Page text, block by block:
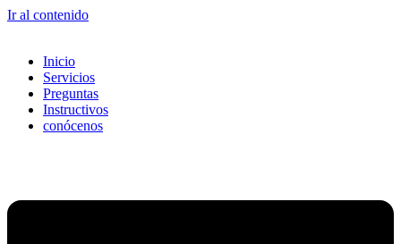
Ir al contenido
Inicio
Servicios
Preguntas
Instructivos
conócenos